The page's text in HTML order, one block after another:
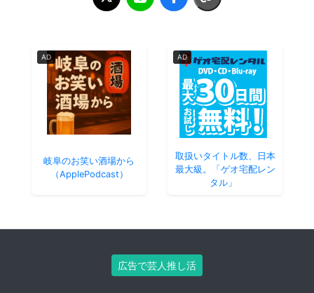
AD
岐阜のお笑い酒場から
（ApplePodcast）
AD
取扱いタイトル数、日本
最大級。「ゲオ宅配レン
タル」
広告で芸人推し活